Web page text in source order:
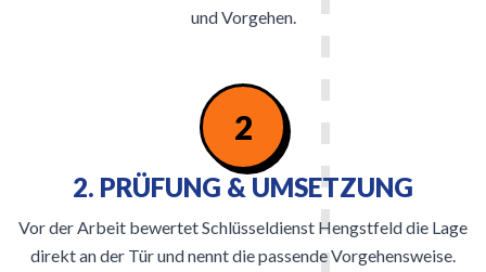
und Vorgehen.
2
2. PRÜFUNG & UMSETZUNG
Vor der Arbeit bewertet Schlüsseldienst Hengstfeld die Lage
direkt an der Tür und nennt die passende Vorgehensweise.